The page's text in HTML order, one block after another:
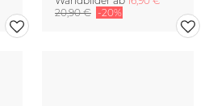
20,90 € -20%